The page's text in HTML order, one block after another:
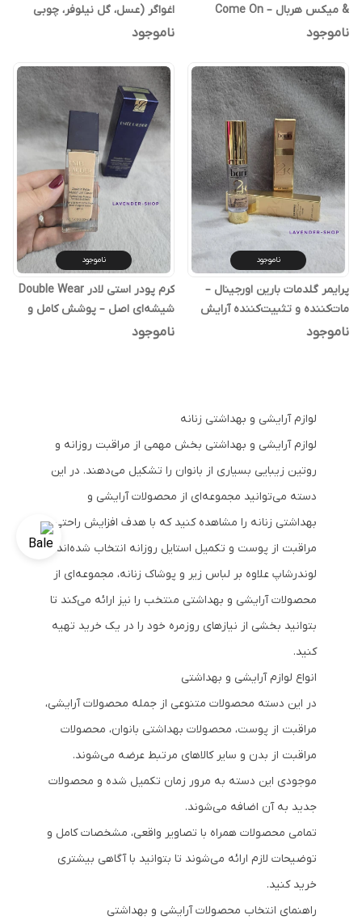
& میکس هربال – Come On
Baby & Mix Herbal
ناموجود
اغواگر (عسل، گل نیلوفر، چوبی
گیاهی)
ناموجود
ناموجود
پرایمر گلدمات بارین اورجینال –
مات‌کننده و تثبیت‌کننده آرایش
ناموجود
ناموجود
کرم پودر استی لادر Double Wear
شیشه‌ای اصل – پوشش کامل و
ماندگاری بالا
ناموجود
لوازم آرایشی و بهداشتی زنانه
لوازم آرایشی و بهداشتی بخش مهمی از مراقبت روزانه و
روتین زیبایی بسیاری از بانوان را تشکیل می‌دهند. در این
دسته می‌توانید مجموعه‌ای از محصولات آرایشی و
بهداشتی زنانه را مشاهده کنید که با هدف افزایش راحتی،
مراقبت از پوست و تکمیل استایل روزانه انتخاب شده‌اند.
لوندرشاپ علاوه بر لباس زیر و پوشاک زنانه، مجموعه‌ای از
محصولات آرایشی و بهداشتی منتخب را نیز ارائه می‌کند تا
بتوانید بخشی از نیازهای روزمره خود را در یک خرید تهیه
کنید.
انواع لوازم آرایشی و بهداشتی
در این دسته محصولات متنوعی از جمله محصولات آرایشی،
مراقبت از پوست، محصولات بهداشتی بانوان، محصولات
مراقبت از بدن و سایر کالاهای مرتبط عرضه می‌شوند.
موجودی این دسته به مرور زمان تکمیل شده و محصولات
جدید به آن اضافه می‌شوند.
تمامی محصولات همراه با تصاویر واقعی، مشخصات کامل و
توضیحات لازم ارائه می‌شوند تا بتوانید با آگاهی بیشتری
خرید کنید.
راهنمای انتخاب محصولات آرایشی و بهداشتی